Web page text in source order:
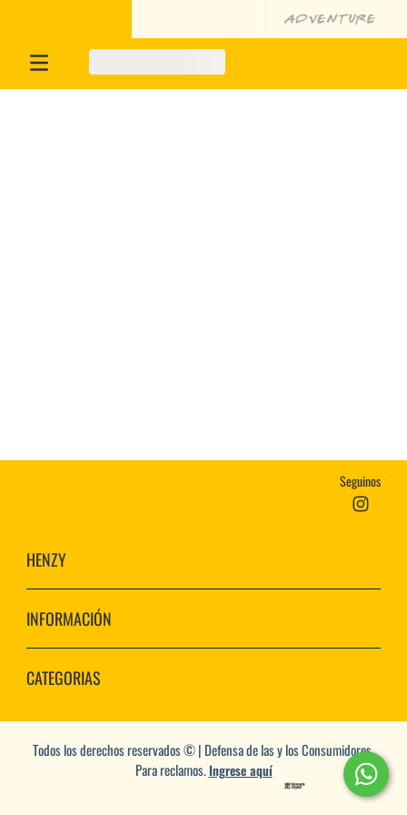
Seguinos
HENZY
INFORMACIÓN
CATEGORIAS
Todos los derechos reservados © | Defensa de las y los Consumidores.
Para reclamos.Ingrese aquí